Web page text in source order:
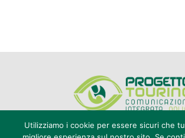
Utilizziamo i cookie per essere sicuri che